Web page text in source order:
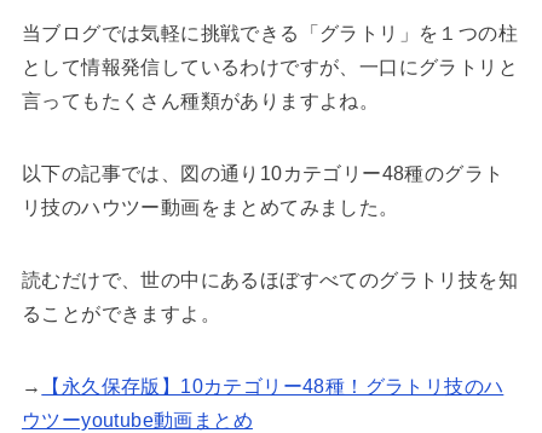
当ブログでは気軽に挑戦できる「グラトリ」を１つの柱
として情報発信しているわけですが、一口にグラトリと
言ってもたくさん種類がありますよね。
以下の記事では、図の通り10カテゴリー48種のグラト
リ技のハウツー動画をまとめてみました。
読むだけで、世の中にあるほぼすべてのグラトリ技を知
ることができますよ。
→
【永久保存版】10カテゴリー48種！グラトリ技のハ
ウツーyoutube動画まとめ